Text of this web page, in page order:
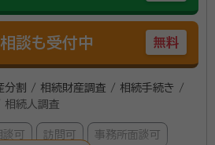
談も受付中 無料
分割 / 相続財産調査 / 相続手続き /
続人調査
談可 訪問可 事務所面談可